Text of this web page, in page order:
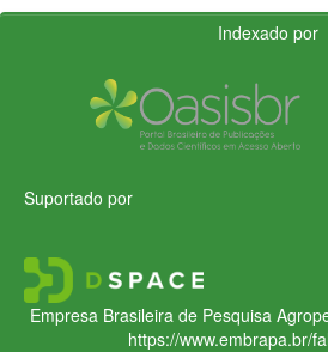
Indexado por
Suportado por
Empresa Brasileira de Pesquisa
https://www.embrapa.br/